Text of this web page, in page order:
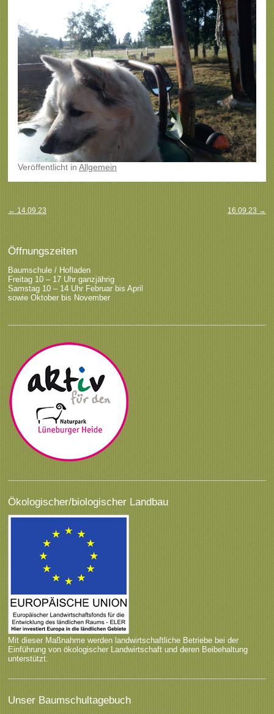
Veröffentlicht in Allgemein
← 14.09.23 16.09.23 →
Öffnungszeiten
Baumschule / Hofladen
Freitag 10 – 17 Uhr ganzjährig
Samstag 10 – 14 Uhr Februar bis April
sowie Oktober bis November
Ökologischer/biologischer Landbau
Mit dieser Maßnahme werden landwirtschaftliche Betriebe bei der
Einführung von ökologischer Landwirtschaft und deren Beibehaltung
unterstützt.
Unser Baumschultagebuch